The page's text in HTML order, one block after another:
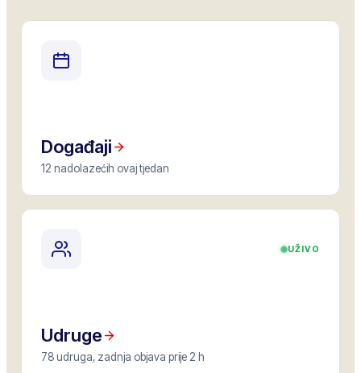
Događaji
12 nadolazećih ovaj tjedan
UŽIVO
Udruge
78 udruga, zadnja objava prije 2 h